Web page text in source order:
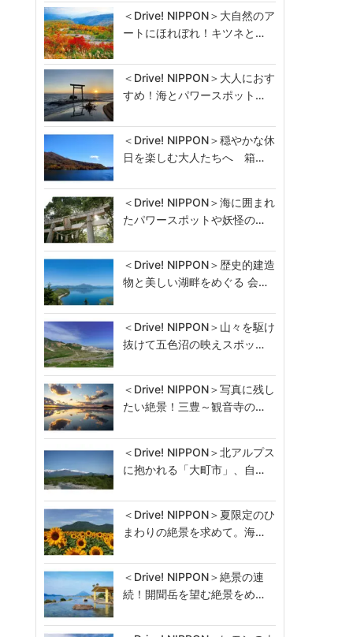
＜Drive! NIPPON＞大自然のア
ートにほれぼれ！キツネと…
＜Drive! NIPPON＞大人におす
すめ！海とパワースポット…
＜Drive! NIPPON＞穏やかな休
日を楽しむ大人たちへ 箱…
＜Drive! NIPPON＞海に囲まれ
たパワースポットや妖怪の…
＜Drive! NIPPON＞歴史的建造
物と美しい湖畔をめぐる 会…
＜Drive! NIPPON＞山々を駆け
抜けて五色沼の映えスポッ…
＜Drive! NIPPON＞写真に残し
たい絶景！三豊～観音寺の…
＜Drive! NIPPON＞北アルプス
に抱かれる「大町市」、自…
＜Drive! NIPPON＞夏限定のひ
まわりの絶景を求めて。海…
＜Drive! NIPPON＞絶景の連
続！開聞岳を望む絶景をめ…